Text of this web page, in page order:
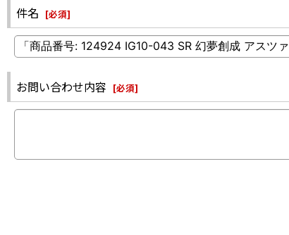
件名 [必須]
お問い合わせ内容 [必須]